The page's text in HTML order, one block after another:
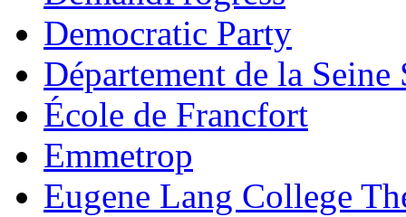
Democratic Party
Département de la Seine
École de Francfort
Emmetrop
Eugene Lang College